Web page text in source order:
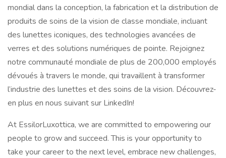
mondial dans la conception, la fabrication et la distribution de
produits de soins de la vision de classe mondiale, incluant
des lunettes iconiques, des technologies avancées de
verres et des solutions numériques de pointe. Rejoignez
notre communauté mondiale de plus de 200,000 employés
dévoués à travers le monde, qui travaillent à transformer
l’industrie des lunettes et des soins de la vision. Découvrez-
en plus en nous suivant sur LinkedIn!
At EssilorLuxottica, we are committed to empowering our
people to grow and succeed. This is your opportunity to
take your career to the next level, embrace new challenges,